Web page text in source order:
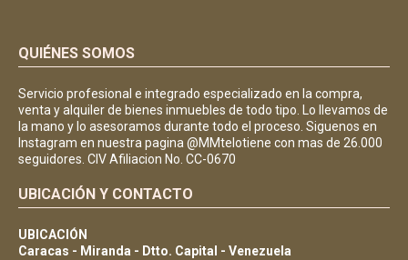
QUIÉNES SOMOS
Servicio profesional e integrado especializado en la compra,
venta y alquiler de bienes inmuebles de todo tipo. Lo llevamos de
la mano y lo asesoramos durante todo el proceso. Siguenos en
Instagram en nuestra pagina @MMtelotiene con mas de 26.000
seguidores. CIV Afiliacion No. CC-0670
UBICACIÓN Y CONTACTO
UBICACIÓN
Caracas - Miranda - Dtto. Capital - Venezuela